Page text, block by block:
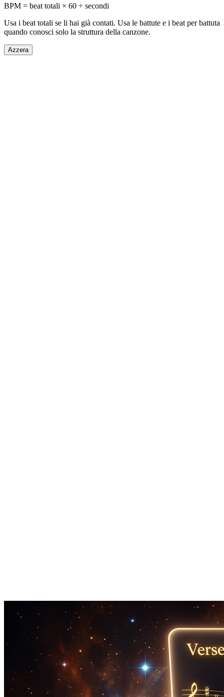
BPM = beat totali × 60 ÷ secondi
Usa i beat totali se li hai già contati. Usa le battute e i beat per battuta
quando conosci solo la struttura della canzone.
Azzera